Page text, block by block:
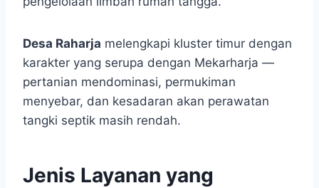
Desa Raharja melengkapi kluster timur dengan
karakter yang serupa dengan Mekarharja —
pertanian mendominasi, permukiman
menyebar, dan kesadaran akan perawatan
tangki septik masih rendah.
Jenis Layanan yang